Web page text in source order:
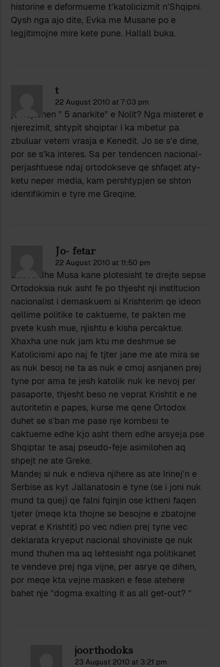
historine e deformueme t’katolicizmit n’Shqipni.
Qysh nga ajo dite, Evka me Musane po e
legjitimojne mire kete pune. Hallall buka.
t
22 August 2010 at 7:03 pm
ju kujtohen ” 5 anarkite” e Nolit? Nga misteret e
njerezimit, shtypit shqiptar i ka mbetur pa
zbuluar vetem vrasja e Kenedit. Jo se s’e dine,
por se s’ka interes. Sa per tendencen nacional-
perjashtuese ndaj ortodokseve qe shfaqet aty-
ketu neper media, kam pershtypjen se shton
identifikimin e tyre me Greqine.
Jo- fetar
22 August 2010 at 11:50 pm
Etleva dhe Musa kane plotesisht te drejte sepse
Ortodoksia nuk asht fe po thjesht nji institucion
nacionalist i demaskuem si Krishterim qe ideon
qellime politike te caktueme, te pakten me
pvete kush mue, njishtu e kisha percaktue.
Xhaxha une nuk jam ktu me deshmue se
Katolicismi apo naj fe tjter jane me ate mira se
as nuk besoj ne ta as nuk e cmoj asnjanen prej
tyne por ama te jesh katolik nuk ke nevoj per
pasaporte, thjesht beso ne veprat Krishtit e ne
autoritetin e papes, kurse me qene Ortodox
duhet se s’ban me pase nje kombesi te
caktueme edhe kjo asht them edhe arsyeja pse
Shqiptar te asaj pseudo-feje asimilohen aq
shpejt ne ate Greke.
Mandej si nuk e ndieva njihere as ate Irinej’n e
Serbise as kyt Jallanatosin e tyne (se i joni nuk
mund ta quej) qe falni fqinjin ose ktheni faqen
tjeter (meqe kta thojne se besojne e zbatojne
veprat e Krishtit) po vec ndien prej tyne vec
deklarata kryeput nacional shoviniste qe nuk
mund thuhen ma aq lehtesisht nga politikanet
te vendeve prej nga vijne, per asrye qe dihen,
por meqe kta vejne masken e fese atehere
bahet nje ”dogma exalting it as all get-out? ”
joorthodoks
23 August 2010 at 3:21 pm